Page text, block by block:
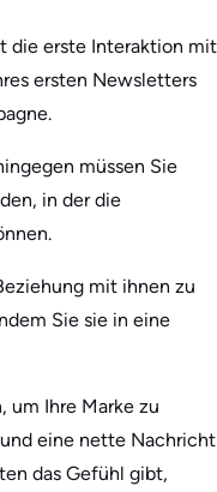
die erste Interaktion mit
ersten Newsletters
müssen Sie
in der die
mit ihnen zu
Sie sie in eine
um Ihre Marke zu
eine nette Nachricht
das Gefühl gibt,